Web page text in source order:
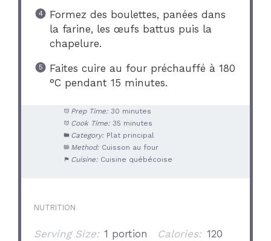
Formez des boulettes, panées dans
la farine, les œufs battus puis la
chapelure.
Faites cuire au four préchauffé à 180
°C pendant 15 minutes.
Prep Time: 30 minutes
Cook Time: 35 minutes
Category: Plat principal
Method: Cuisson au four
Cuisine: Cuisine québécoise
NUTRITION
Serving Size: 1 portion Calories: 120